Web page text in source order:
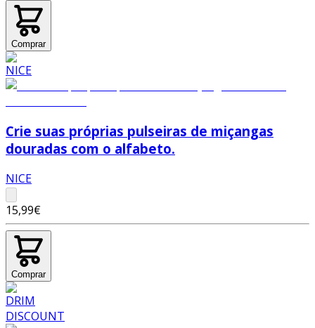
Comprar
Crie suas próprias pulseiras de miçangas
douradas com o alfabeto.
NICE
15,99€
Comprar